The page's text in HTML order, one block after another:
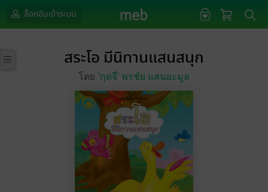
ล็อกอินเข้าระบบ
สระโอ มีนิทานแสนสนุก
โดย 'กุดจี่' พรชัย แสนยะมูล